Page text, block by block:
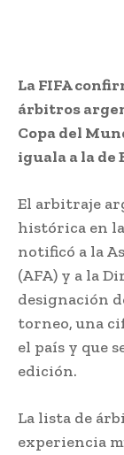
La FIFA
árbitros
Copa del
iguala a la de
El arbitraje
histórica en la
notificó a la
(AFA) y a la
designación
torneo, una
el país y que
edición.
La lista de
experiencia